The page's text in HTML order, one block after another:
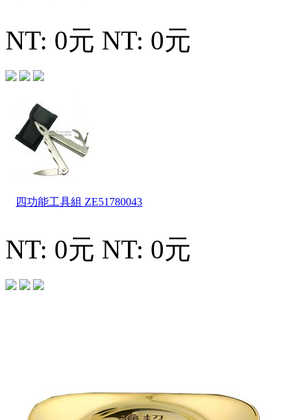
NT: 0元 NT: 0元
四功能工具組 ZE51780043
NT: 0元 NT: 0元